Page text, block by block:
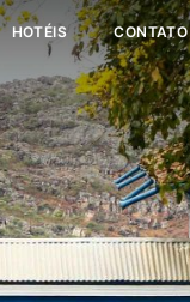
HOTÉIS CONTATO